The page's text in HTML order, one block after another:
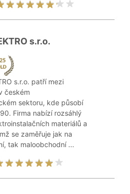
s.r.o.
s.r.o. patří mezi
českém
sektoru, kde působí
Firma nabízí rozsáhlý
materiálů a
se zaměřuje jak na
tak maloobchodní ...